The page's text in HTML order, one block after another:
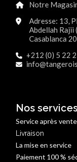
Notre
Adresse: 13,
Abdellah Rajii
Casablanca
+212 (0) 5 22
Nos
Service après vente
Livraison
La mise en service
Paiement 100 %